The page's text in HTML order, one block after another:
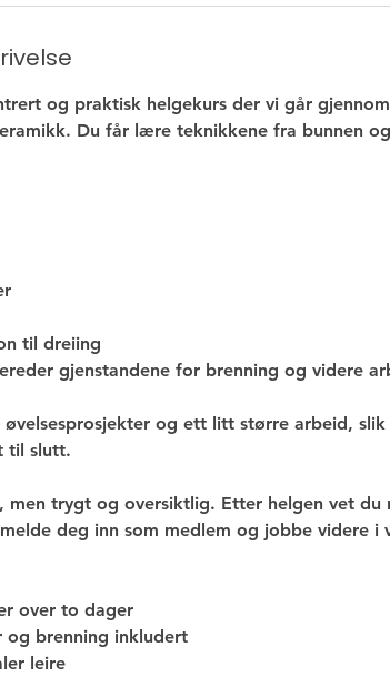
og praktisk helgekurs der vi går
Du får lære teknikkene fra bunnen
til dreiing
gjenstandene for brenning og videre
øvelsesprosjekter og ett litt større arbeid,
til slutt.
men trygt og oversiktlig. Etter helgen vet
deg inn som medlem og jobbe videre i
over to dager
og brenning inkludert
leire